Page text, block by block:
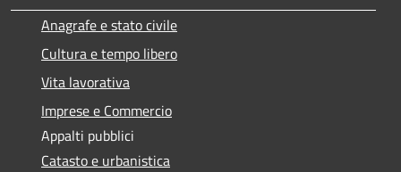
Anagrafe e stato civile
Cultura e tempo libero
Vita lavorativa
Imprese e Commercio
Appalti pubblici
Catasto e urbanistica